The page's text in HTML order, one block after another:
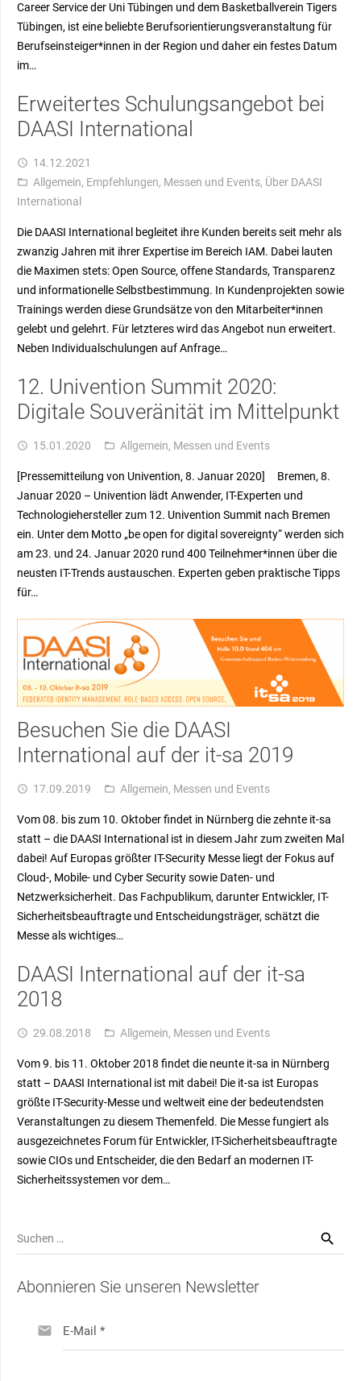
Career Service der Uni Tübingen und dem Basketballverein Tigers
Tübingen, ist eine beliebte Berufsorientierungsveranstaltung für
Berufseinsteiger*innen in der Region und daher ein festes Datum
im…
Erweitertes Schulungsangebot bei
DAASI International
access_time 14.12.2021
folder_open Allgemein, Empfehlungen, Messen und Events, Über DAASI
International
Die DAASI International begleitet ihre Kunden bereits seit mehr als
zwanzig Jahren mit ihrer Expertise im Bereich IAM. Dabei lauten
die Maximen stets: Open Source, offene Standards, Transparenz
und informationelle Selbstbestimmung. In Kundenprojekten sowie
Trainings werden diese Grundsätze von den Mitarbeiter*innen
gelebt und gelehrt. Für letzteres wird das Angebot nun erweitert.
Neben Individualschulungen auf Anfrage…
12. Univention Summit 2020:
Digitale Souveränität im Mittelpunkt
access_time 15.01.2020 folder_open Allgemein, Messen und Events
[Pressemitteilung von Univention, 8. Januar 2020] Bremen, 8.
Januar 2020 – Univention lädt Anwender, IT-Experten und
Technologiehersteller zum 12. Univention Summit nach Bremen
ein. Unter dem Motto „be open for digital sovereignty“ werden sich
am 23. und 24. Januar 2020 rund 400 Teilnehmer*innen über die
neusten IT-Trends austauschen. Experten geben praktische Tipps
für…
Besuchen Sie die DAASI
International auf der it-sa 2019
access_time 17.09.2019 folder_open Allgemein, Messen und Events
Vom 08. bis zum 10. Oktober findet in Nürnberg die zehnte it-sa
statt – die DAASI International ist in diesem Jahr zum zweiten Mal
dabei! Auf Europas größter IT-Security Messe liegt der Fokus auf
Cloud-, Mobile- und Cyber Security sowie Daten- und
Netzwerksicherheit. Das Fachpublikum, darunter Entwickler, IT-
Sicherheitsbeauftragte und Entscheidungsträger, schätzt die
Messe als wichtiges…
DAASI International auf der it-sa
2018
access_time 29.08.2018 folder_open Allgemein, Messen und Events
Vom 9. bis 11. Oktober 2018 findet die neunte it-sa in Nürnberg
statt – DAASI International ist mit dabei! Die it-sa ist Europas
größte IT-Security-Messe und weltweit eine der bedeutendsten
Veranstaltungen zu diesem Themenfeld. Die Messe fungiert als
ausgezeichnetes Forum für Entwickler, IT-Sicherheitsbeauftragte
sowie CIOs und Entscheider, die den Bedarf an modernen IT-
Sicherheitssystemen vor dem…
Suchen
nach:
Abonnieren Sie unseren Newsletter